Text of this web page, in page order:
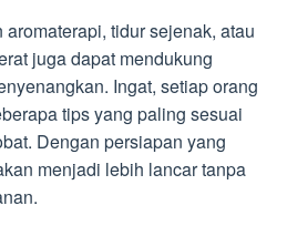
tidur sejenak, atau
juga dapat mendukung
Ingat, setiap orang
tips yang paling sesuai
Dengan persiapan yang
menjadi lebih lancar tanpa